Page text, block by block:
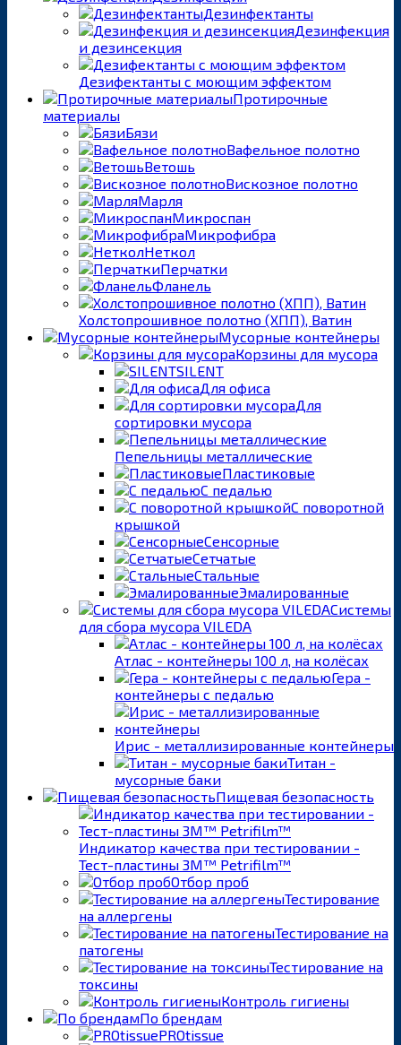
Дезинфектанты
Дезинфекция
и дезинсекция
Дезифектанты с моющим эффектом
Протирочные
материалы
Бязи
Вафельное полотно
Ветошь
Вискозное полотно
Марля
Микроспан
Микрофибра
Неткол
Перчатки
Фланель
Холстопрошивное полотно (ХПП), Ватин
Мусорные контейнеры
Корзины для мусора
SILENT
Для офиса
Для
сортировки мусора
Пепельницы металлические
Пластиковые
С педалью
С поворотной
крышкой
Сенсорные
Сетчатые
Стальные
Эмалированные
Системы
для сбора мусора VILEDA
Атлас - контейнеры 100 л, на колёсах
Гера -
контейнеры с педалью
Ирис - металлизированные контейнеры
Титан -
мусорные баки
Пищевая безопасность
Индикатор качества при тестировании -
Тест-пластины 3M™ Petrifilm™
Отбор проб
Тестирование
на аллергены
Тестирование на
патогены
Тестирование на
токсины
Контроль гигиены
По брендам
PROtissue